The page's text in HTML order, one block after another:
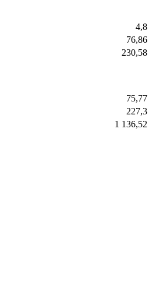
4,8
76,86
230,58
75,77
227,3
1 136,52